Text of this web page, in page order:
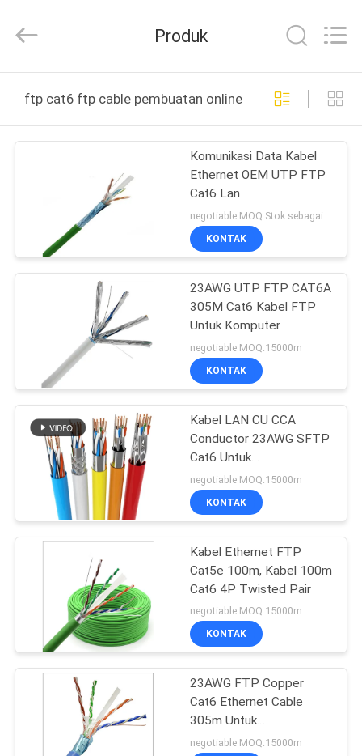
RUMAH
PRODUK
TENTANG
KAMI
PABRIK
KONTROL
KUALITAS
HUBUNGI
KAMI
KASUS
SITEMAP
KEBIJAKAN
PRIVASI
Industry
Rights
Produk
ftp cat6 ftp cable pembuatan online
Komunikasi Data Kabel
Ethernet OEM UTP FTP
Cat6 Lan
negotiable MOQ:Stok sebagai permintaan klien, karton tipe 40 yang disesuaikan.
KONTAK
23AWG UTP FTP CAT6A
305M Cat6 Kabel FTP
Untuk Komputer
negotiable MOQ:15000m
KONTAK
Kabel LAN CU CCA
Conductor 23AWG SFTP
Cat6 Untuk
Telekomunikasi
negotiable MOQ:15000m
KONTAK
Kabel Ethernet FTP
Cat5e 100m, Kabel 100m
Cat6 4P Twisted Pair
negotiable MOQ:15000m
KONTAK
23AWG FTP Copper
Cat6 Ethernet Cable
305m Untuk
Telekomunikasi
negotiable MOQ:15000m